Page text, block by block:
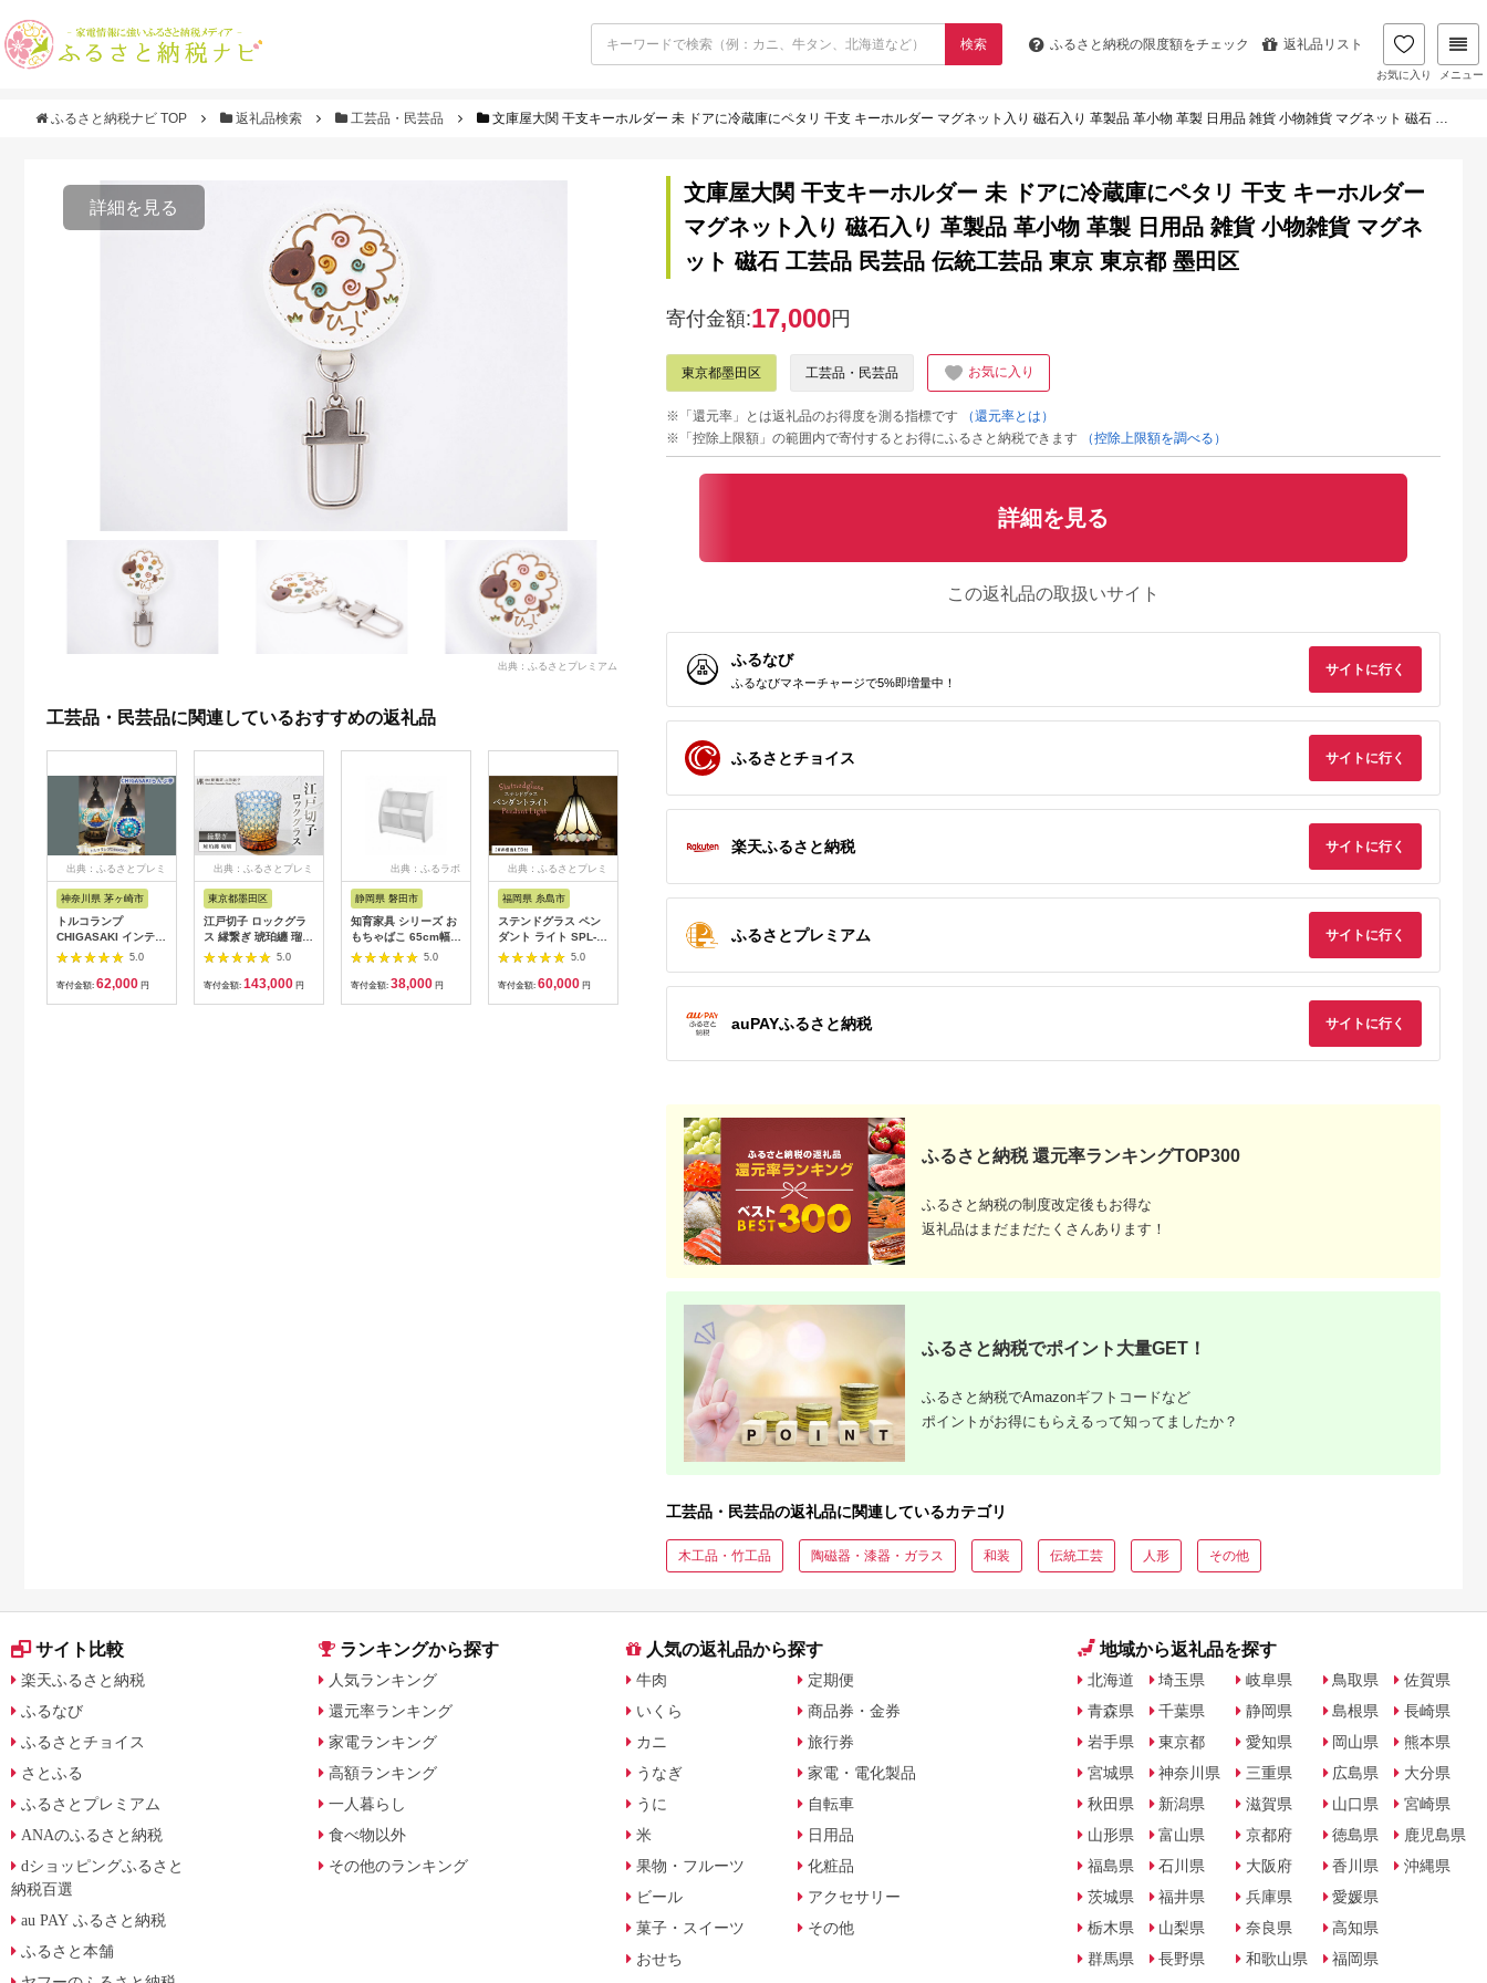
検索 ふるさと納税の限度額をチェック 返礼品リスト
お気に入り メニュー
ふるさと納税ナビ TOP 返礼品検索 工芸品・民芸品 文庫屋大関 干支キーホルダー 未 ドアに冷蔵庫にペタリ 干支 キーホルダー マグネット入り 磁石入り 革製品 革小物 革製 日用品 雑貨 小物雑貨 マグネット 磁石 工芸品 民芸品 伝統工芸品 東京 東京都 墨田区
詳細を見る
出典：ふるさとプレミアム
工芸品・民芸品に関連しているおすすめの返礼品
出典：ふるさとプレミ
アム
神奈川県 茅ヶ崎市
トルコランプ
CHIGASAKI インテリ
ア テーブルランプ 明
かり おしゃれ 置物 烏
帽子岩デザイン さわ
5.0
寄付金額: 62,000 円
出典：ふるさとプレミ
アム
東京都墨田区
江戸切子 ロックグラ
ス 縁繋ぎ 琥珀纏 瑠璃
玻璃匠山田硝子 切子
グラス 工芸品 伝統工
芸 酒器 民芸品 クリス
5.0
寄付金額: 143,000 円
出典：ふるラボ
静岡県 磐田市
知育家具 シリーズ お
もちゃばこ 65cm幅 (
ホワイト ) OB-
65MW_ おもちゃ お
もちゃ箱 箱 収納ケー
5.0
寄付金額: 38,000 円
出典：ふるさとプレミ
アム
福岡県 糸島市
ステンドグラス ペン
ダント ライト SPL-3
【アトリエエトルリ
ア】 [ARF043]
5.0
寄付金額: 60,000 円
税
兵庫県 伊丹市
ぞうり 草履 シルバ
ーの台 組織の花緒
三段 Ｍサイズ お着
寄付金額:154,000円
アム
秋田県 仙北市
るし仕上 箸置きセッ
寄付金額:25,000円
税
奈良県 香芝市
寄付金額:31,000円
アム
沖縄県 読谷村
お祝いに オススメ 伝
寄付金額:24,000円
出典：auPAYふるさと納
税
佐賀県 有田町
卓へ「Only碗」（ブ
キッチン用品 調理用
わ 一人暮らしの土鍋
一人用鍋 レシピ付
A24-27
5.0
寄付金額:24,000円
出典：ふるさとプレ
東京都墨田区
赤紫 文庫屋大関 コイ
品 革小物 ファッショ
品 雑貨 東京 東京都
墨田区
寄付金額:31,000
文庫屋大関 干支キーホルダー 未 ドアに冷蔵庫にペタリ 干支 キーホルダー
マグネット入り 磁石入り 革製品 革小物 革製 日用品 雑貨 小物雑貨 マグネ
ット 磁石 工芸品 民芸品 伝統工芸品 東京 東京都 墨田区
寄付金額:17,000円
東京都墨田区 工芸品・民芸品 お気に入り
※「還元率」とは返礼品のお得度を測る指標です
（還元率とは）
※「控除上限額」の範囲内で寄付するとお得にふるさと納税できます
（控除上限額を調べる）
詳細を見る
この返礼品の取扱いサイト
ふるなび
ふるなびマネーチャージで5%即増量中！
サイトに行く
ふるさとチョイス サイトに行く
楽天ふるさと納税 サイトに行く
ふるさとプレミアム サイトに行く
auPAYふるさと納税 サイトに行く
ふるさと納税 還元率ランキングTOP300
ふるさと納税の制度改定後もお得な
返礼品はまだまだたくさんあります！
ふるさと納税でポイント大量GET！
ふるさと納税でAmazonギフトコードなど
ポイントがお得にもらえるって知ってましたか？
工芸品・民芸品の返礼品に関連しているカテゴリ
木工品・竹工品 陶磁器・漆器・ガラス 和装 伝統工芸 人形 その他
サイト比較
楽天ふるさと納税
ふるなび
ふるさとチョイス
さとふる
ふるさとプレミアム
ANAのふるさと納税
dショッピングふるさと
納税百選
au PAY ふるさと納税
ふるさと本舗
ランキングから探す
人気ランキング
還元率ランキング
家電ランキング
高額ランキング
一人暮らし
食べ物以外
その他のランキング
人気の返礼品から探す
牛肉
いくら
カニ
うなぎ
うに
米
果物・フルーツ
ビール
菓子・スイーツ
おせち
定期便
商品券・金券
旅行券
家電・電化製品
自転車
日用品
化粧品
アクセサリー
その他
地域から返礼品を探す
北海道
青森県
岩手県
宮城県
秋田県
山形県
福島県
茨城県
栃木県
群馬県
埼玉県
千葉県
東京都
神奈川県
新潟県
富山県
石川県
福井県
山梨県
長野県
岐阜県
静岡県
愛知県
三重県
滋賀県
京都府
大阪府
兵庫県
奈良県
和歌山県
鳥取県
島根県
岡山県
広島県
山口県
徳島県
香川県
愛媛県
高知県
福岡県
佐賀県
長崎県
熊本県
大分県
宮崎県
鹿児島県
沖縄県